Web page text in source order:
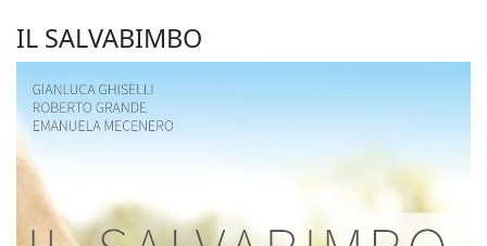
IL SALVABIMBO